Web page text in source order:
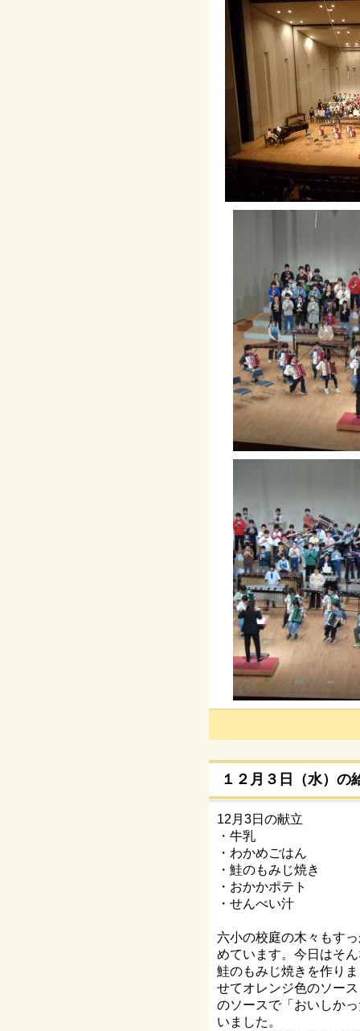
１２月３日（水）の
12月3日の献立
・牛乳
・わかめごはん
・鮭のもみじ焼き
・おかかポテト
・せんべい汁
六小の校庭の木々もす
めています。今日はそ
鮭のもみじ焼きを作り
せてオレンジ色のソー
のソースで「おいしか
いました。